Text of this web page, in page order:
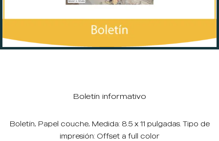
Boletín informativo
Boletín, Papel couche, Medida: 8.5 x 11 pulgadas. Tipo de
impresión: Offset a full color